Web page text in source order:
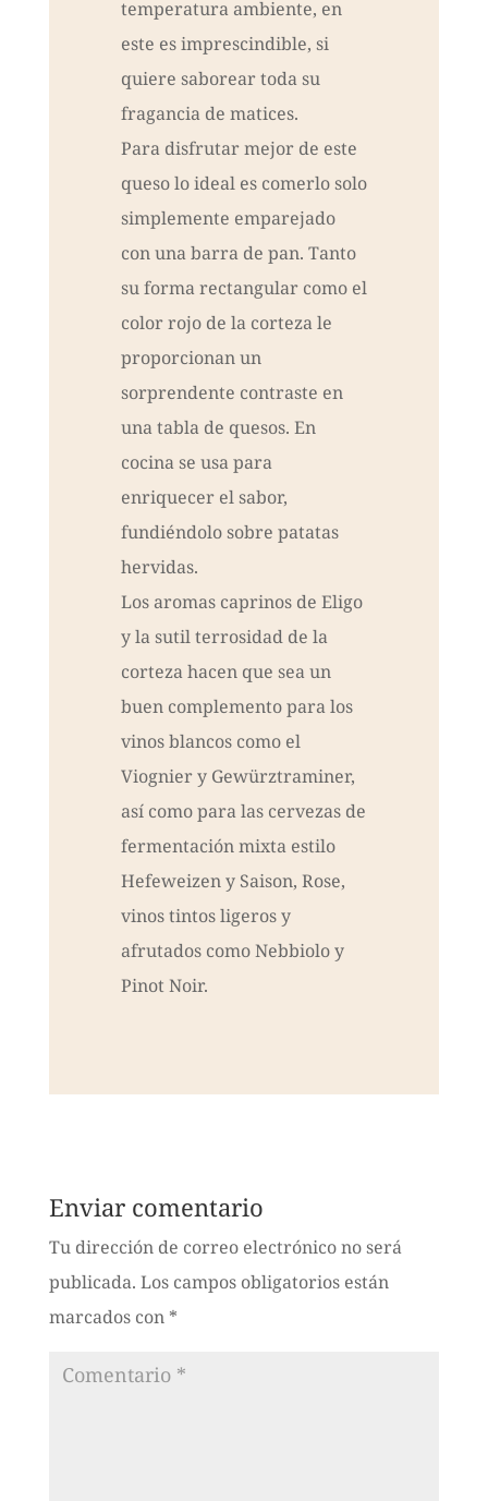
temperatura ambiente, en
este es imprescindible, si
quiere saborear toda su
fragancia de matices.
Para disfrutar mejor de este
queso lo ideal es comerlo solo
simplemente emparejado
con una barra de pan. Tanto
su forma rectangular como el
color rojo de la corteza le
proporcionan un
sorprendente contraste en
una tabla de quesos. En
cocina se usa para
enriquecer el sabor,
fundiéndolo sobre patatas
hervidas.
Los aromas caprinos de Eligo
y la sutil terrosidad de la
corteza hacen que sea un
buen complemento para los
vinos blancos como el
Viognier y Gewürztraminer,
así como para las cervezas de
fermentación mixta estilo
Hefeweizen y Saison, Rose,
vinos tintos ligeros y
afrutados como Nebbiolo y
Pinot Noir.
Enviar comentario
Tu dirección de correo electrónico no será
publicada. Los campos obligatorios están
marcados con *